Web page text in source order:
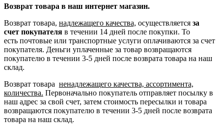
Возврат товара в наш интернет магазин.
Возврат товара, надлежащего качества, осуществляется за
счет покупателя в течении 14 дней после покупки. То
есть почтовые или транспортные услуги оплачиваются за счет
покупателя. Деньги уплаченные за товар возвращаются
покупателю в течении 3-5 дней после возврата товара на наш
склад.
Возврат товара ненадлежащего качества, ассортимента,
количества. Первоначально покупатель отправляет посылку в
наш адрес за свой счет, затем стоимость пересылки и товара
возвращаются покупателю в течении 3-5 дней после возврата
товара на наш склад.